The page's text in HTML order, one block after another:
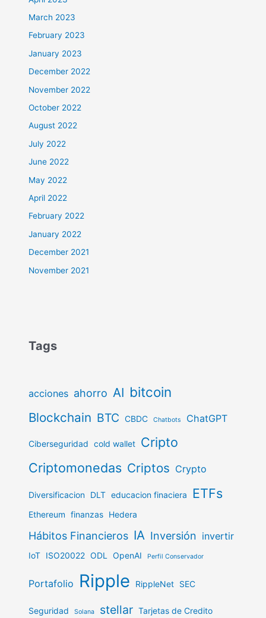
March 2023
February 2023
January 2023
December 2022
November 2022
October 2022
August 2022
July 2022
June 2022
May 2022
April 2022
February 2022
January 2022
December 2021
November 2021
Tags
acciones ahorro AI bitcoin
Blockchain BTC CBDC Chatbots ChatGPT
Ciberseguridad cold wallet Cripto
Criptomonedas Criptos Crypto
Diversificacion DLT educacion finaciera ETFs
Ethereum finanzas Hedera
Hábitos Financieros IA Inversión invertir
IoT ISO20022 ODL OpenAI Perfil Conservador
Portafolio Ripple RippleNet SEC
Seguridad Solana stellar Tarjetas de Credito